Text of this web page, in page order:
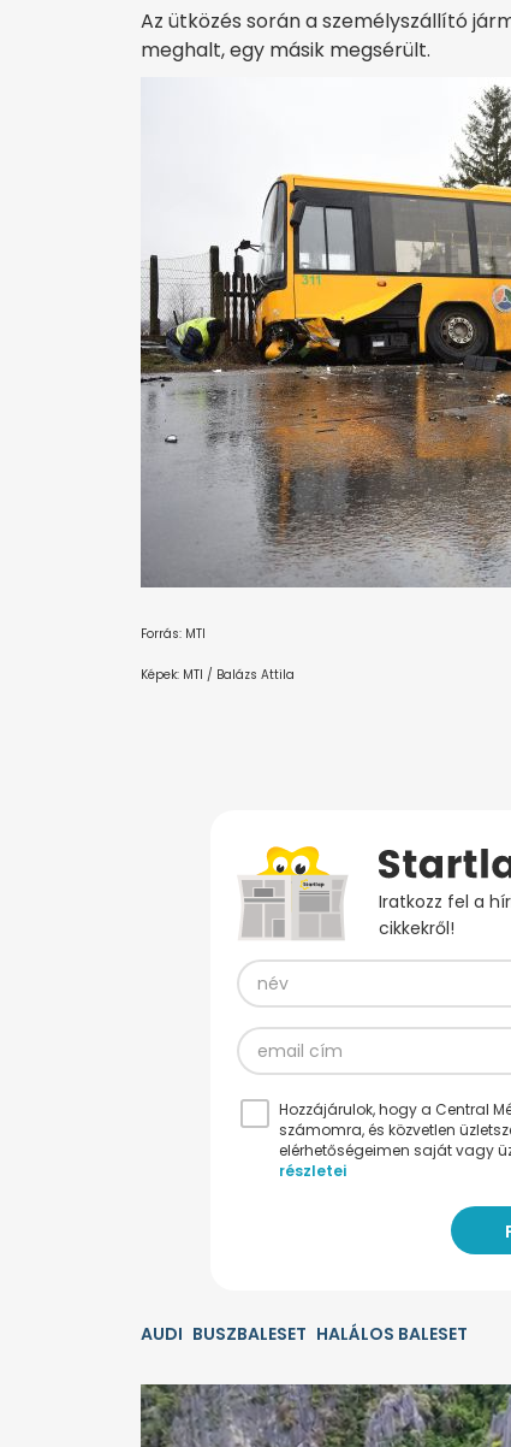
Az ütközés során a személyszállító
meghalt, egy másik megsérült.
Forrás: MTI
Képek: MTI / Balázs Attila
Iratkozz fel a
cikkekről!
Hozzájárulok, hogy a Central
számomra, és közvetlen
elérhetőségeimen saját vagy
részletei
AUDI BUSZBALESET HALÁLOS BALESET